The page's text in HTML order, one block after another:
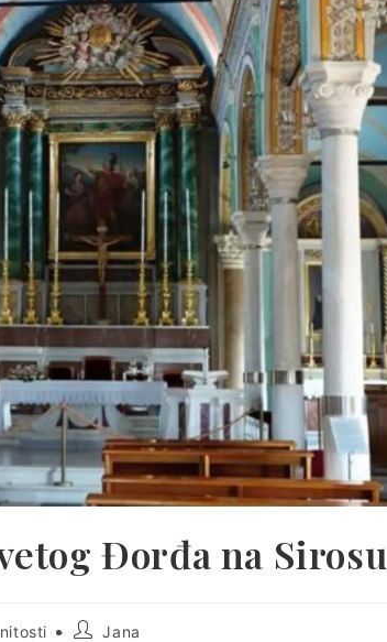
Đorđa na Sirosu
Post Jana